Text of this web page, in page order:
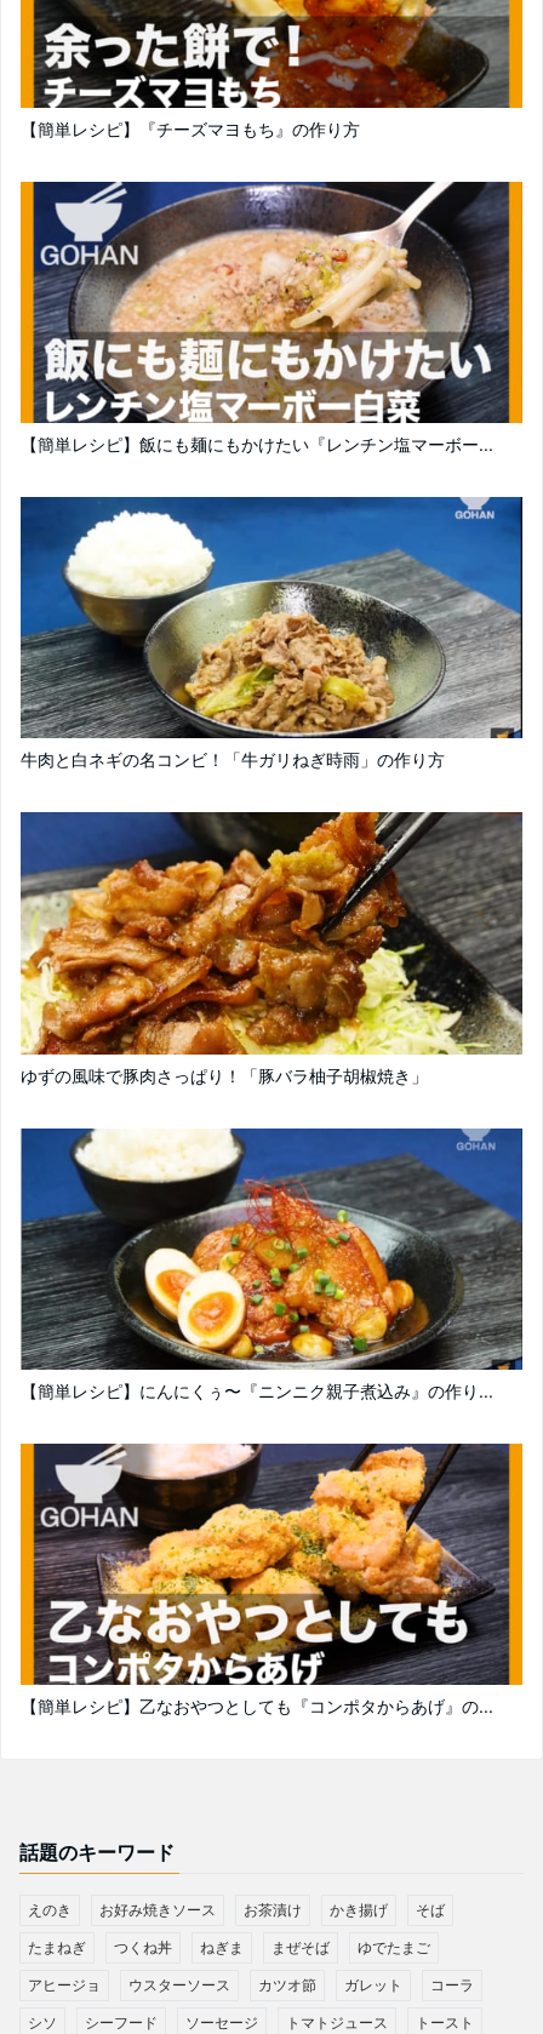
【簡単レシピ】『チーズマヨもち』の作り方
【簡単レシピ】飯にも麺にもかけたい『レンチン塩マーボー...
牛肉と白ネギの名コンビ！「牛ガリねぎ時雨」の作り方
ゆずの風味で豚肉さっぱり！「豚バラ柚子胡椒焼き」
【簡単レシピ】にんにくぅ〜『ニンニク親子煮込み』の作り...
【簡単レシピ】乙なおやつとしても『コンポタからあげ』の...
話題のキーワード
えのき お好み焼きソース お茶漬け かき揚げ そば
たまねぎ つくね丼 ねぎま まぜそば ゆでたまご
アヒージョ ウスターソース カツオ節 ガレット コーラ
シソ シーフード ソーセージ トマトジュース トースト